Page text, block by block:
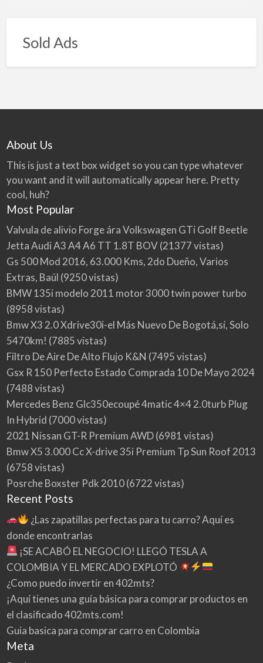
Sold Ads
About Us
This is just a text box widget so you can type whatever
you want and it will automatically appear here. Pretty
cool, huh?
Most Popular
Valvula de alivio Forge ára Volkswagen GTi Golf Beetle
Jetta Audi A3 A4 A6 TT 1.8T BOV(21377 vistas)
Gs 500 Mod 2016, 63.000 Kms, 2do Dueño, Varios
Extras, Baúl (9250 vistas)
BMW 135i modelo 2011 motor 3000 twin power turbo
(8958 vistas)
Bmw X3 2.0 Xdrive30i-el Más Nuevo De Bogotá,sí, Solo
5470km! (7885 vistas)
Filtro De Aire De Alto Flujo K&N (7495 vistas)
Gsx R 150 Perfecto Estado Comprada 10 De Mayo 2024
(7488 vistas)
Mercedes Benz Glc350ecoupé 4matic 4×4 2.0turb Plug
In Hybrid (7000 vistas)
2021 Nissan GT-R Premium AWD(6981 vistas)
Bmw X5 3.000 Cc X-drive 35i Premium Tp Sun Roof 2013
(6758 vistas)
Posrche Boxster Pdk 2010(6722 vistas)
Recent Posts
¿Las zapatillas perfectas para tu carro? Aquí es
donde encontrarlas
¡SE ACABÓ EL NEGOCIO! LLEGÓ TESLA A
COLOMBIA Y EL MERCADO EXPLOTÓ
¿Como puedo invertir en 402mts?
¡Aquí tienes una guía básica para comprar productos en
el clasificado 402mts.com!
Guia basica para comprar carro en Colombia
Meta